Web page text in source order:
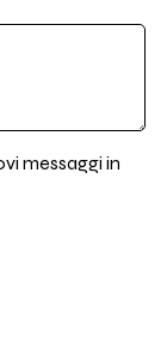
messaggi in